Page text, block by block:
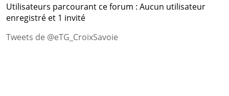
Utilisateurs parcourant ce forum : Aucun utilisateur
enregistré et 1 invité
Tweets de @eTG_CroixSavoie